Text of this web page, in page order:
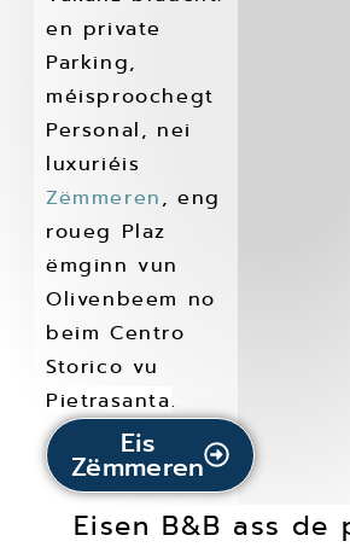
en private
Parking,
méisproochegt
Personal, nei
luxuriéis
Zëmmeren, eng
roueg Plaz
ëmginn vun
Olivenbeem no
beim Centro
Storico vu
Pietrasanta.
Eis
Zëmmeren
Eisen B&B ass de